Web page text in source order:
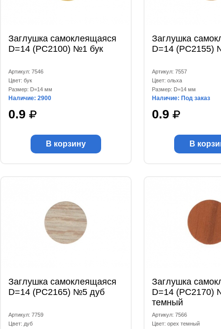
Заглушка самоклеящаяся
D=14 (РС2100) №1 бук
Артикул: 7546
Цвет: бук
Размер: D=14 мм
Наличие: 2900
0.9
В корзину
Заглушка
D=14 (РС2155)
Артикул: 7557
Цвет: ольха
Размер: D=14 мм
Наличие: Под заказ
0.9
В
Заглушка самоклеящаяся
D=14 (РС2165) №5 дуб
Артикул: 7759
Цвет: дуб
Заглушка
D=14 (РС2170)
темный
Артикул: 7566
Цвет: орех темный